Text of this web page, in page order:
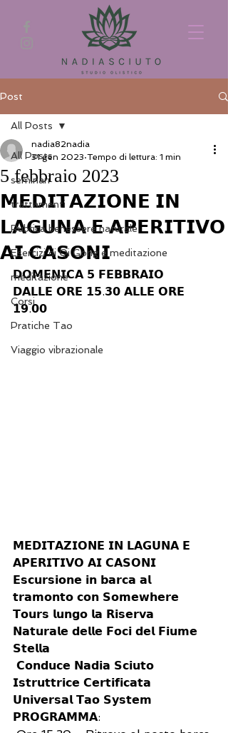
Post
All Posts
seminari
trattamenti
Rubrica benessere naturale
Esercizi di Qi Gong e meditazione
meditazione
Corsi
Pratiche Tao
Viaggio vibrazionale
All Posts
5 febbraio 2023
𝗠𝗘𝗗𝗜𝗧𝗔𝗭𝗜𝗢𝗡𝗘 𝗜𝗡
𝗟𝗔𝗚𝗨𝗡𝗔 𝗘 𝗔𝗣𝗘𝗥𝗜𝗧𝗜𝗩𝗢
𝗔𝗜 𝗖𝗔𝗦𝗢𝗡𝗜
nadia82nadia
31 gen 2023 Tempo di lettura: 1 min
𝗗𝗢𝗠𝗘𝗡𝗜𝗖𝗔 𝟱 𝗙𝗘𝗕𝗕𝗥𝗔𝗜𝗢
𝗗𝗔𝗟𝗟𝗘 𝗢𝗥𝗘 𝟭𝟱.𝟯𝟬 𝗔𝗟𝗟𝗘 𝗢𝗥𝗘
𝟭𝟵.𝟬𝟬
𝗠𝗘𝗗𝗜𝗧𝗔𝗭𝗜𝗢𝗡𝗘 𝗜𝗡 𝗟𝗔𝗚𝗨𝗡𝗔 𝗘
𝗔𝗣𝗘𝗥𝗜𝗧𝗜𝗩𝗢 𝗔𝗜 𝗖𝗔𝗦𝗢𝗡𝗜
𝗘𝘀𝗰𝘂𝗿𝘀𝗶𝗼𝗻𝗲 𝗶𝗻 𝗯𝗮𝗿𝗰𝗮 𝗮𝗹
𝘁𝗿𝗮𝗺𝗼𝗻𝘁𝗼 𝗰𝗼𝗻 𝗦𝗼𝗺𝗲𝘄𝗵𝗲𝗿𝗲
𝗧𝗼𝘂𝗿𝘀 𝗹𝘂𝗻𝗴𝗼 𝗹𝗮 𝗥𝗶𝘀𝗲𝗿𝘃𝗮
𝗡𝗮𝘁𝘂𝗿𝗮𝗹𝗲 𝗱𝗲𝗹𝗹𝗲 𝗙𝗼𝗰𝗶 𝗱𝗲𝗹 𝗙𝗶𝘂𝗺𝗲
𝗦𝘁𝗲𝗹𝗹𝗮
𝗖𝗼𝗻𝗱𝘂𝗰𝗲 𝗡𝗮𝗱𝗶𝗮 𝗦𝗰𝗶𝘂𝘁𝗼
𝗜𝘀𝘁𝗿𝘂𝘁𝘁𝗿𝗶𝗰𝗲 𝗖𝗲𝗿𝘁𝗶𝗳𝗶𝗰𝗮𝘁𝗮
𝗨𝗻𝗶𝘃𝗲𝗿𝘀𝗮𝗹 𝗧𝗮𝗼 𝗦𝘆𝘀𝘁𝗲𝗺
𝗣𝗥𝗢𝗚𝗥𝗔𝗠𝗠𝗔: